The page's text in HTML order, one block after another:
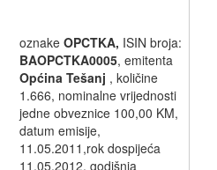
oznake OPCTKA, ISIN broja:
BAOPCTKA0005, emitenta
Općina Tešanj , količine
1.666, nominalne vrijednosti
jedne obveznice 100,00 KM,
datum emisije,
11.05.2011,rok dospijeća
11.05.2012, godišnja